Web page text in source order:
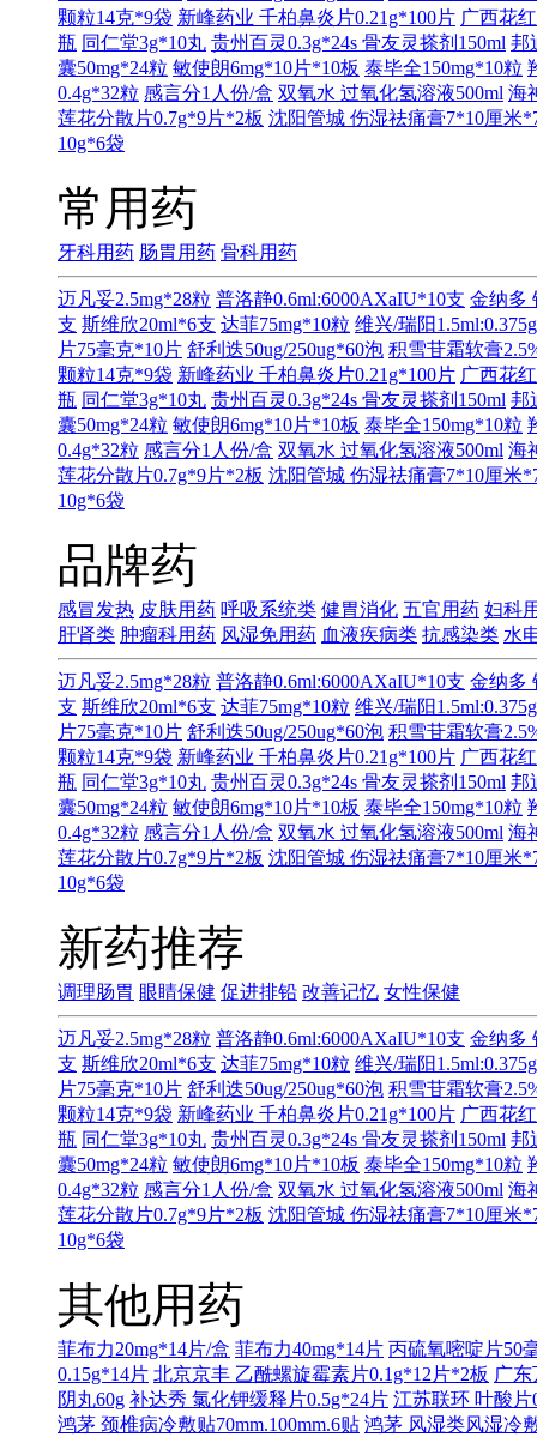
颗粒14克*9袋 新峰药业 千柏鼻炎片0.21g*100片 广西花
瓶 同仁堂3g*10丸 贵州百灵0.3g*24s 骨友灵搽剂150ml 邦
囊50mg*24粒 敏使朗6mg*10片*10板 泰毕全150mg*10粒
0.4g*32粒 感言分1人份/盒 双氧水 过氧化氢溶液500ml 海
莲花分散片0.7g*9片*2板 沈阳管城 伤湿祛痛膏7*10厘米
10g*6袋
常用药
牙科用药 肠胃用药 骨科用药
迈凡妥2.5mg*28粒 普洛静0.6ml:6000AXaIU*10支 金纳多
支 斯维欣20ml*6支 达菲75mg*10粒 维兴/瑞阳
片75毫克*10片 舒利迭50ug/250ug*60泡 积雪苷霜软膏
颗粒14克*9袋 新峰药业 千柏鼻炎片0.21g*100片 广西花
瓶 同仁堂3g*10丸 贵州百灵0.3g*24s 骨友灵搽剂150ml 邦
囊50mg*24粒 敏使朗6mg*10片*10板 泰毕全150mg*10粒
0.4g*32粒 感言分1人份/盒 双氧水 过氧化氢溶液500ml 海
莲花分散片0.7g*9片*2板 沈阳管城 伤湿祛痛膏7*10厘米
10g*6袋
品牌药
感冒发热 皮肤用药 呼吸系统类 健胃消化 五官用药 妇科
肝肾类 肿瘤科用药 风湿免用药 血液疾病类 抗感染类 水
迈凡妥2.5mg*28粒 普洛静0.6ml:6000AXaIU*10支 金纳多
支 斯维欣20ml*6支 达菲75mg*10粒 维兴/瑞阳
片75毫克*10片 舒利迭50ug/250ug*60泡 积雪苷霜软膏
颗粒14克*9袋 新峰药业 千柏鼻炎片0.21g*100片 广西花
瓶 同仁堂3g*10丸 贵州百灵0.3g*24s 骨友灵搽剂150ml 邦
囊50mg*24粒 敏使朗6mg*10片*10板 泰毕全150mg*10粒
0.4g*32粒 感言分1人份/盒 双氧水 过氧化氢溶液500ml 海
莲花分散片0.7g*9片*2板 沈阳管城 伤湿祛痛膏7*10厘米
10g*6袋
新药推荐
调理肠胃 眼睛保健 促进排铅 改善记忆 女性保健
迈凡妥2.5mg*28粒 普洛静0.6ml:6000AXaIU*10支 金纳多
支 斯维欣20ml*6支 达菲75mg*10粒 维兴/瑞阳
片75毫克*10片 舒利迭50ug/250ug*60泡 积雪苷霜软膏
颗粒14克*9袋 新峰药业 千柏鼻炎片0.21g*100片 广西花
瓶 同仁堂3g*10丸 贵州百灵0.3g*24s 骨友灵搽剂150ml 邦
囊50mg*24粒 敏使朗6mg*10片*10板 泰毕全150mg*10粒
0.4g*32粒 感言分1人份/盒 双氧水 过氧化氢溶液500ml 海
莲花分散片0.7g*9片*2板 沈阳管城 伤湿祛痛膏7*10厘米
10g*6袋
其他用药
菲布力20mg*14片/盒 菲布力40mg*14片 丙硫氧嘧啶片50
0.15g*14片 北京京丰 乙酰螺旋霉素片0.1g*12片*2板 广
阴丸60g 补达秀 氯化钾缓释片0.5g*24片 江苏联环 叶酸片
鸿茅 颈椎病冷敷贴70mm.100mm.6贴 鸿茅 风湿类风湿冷